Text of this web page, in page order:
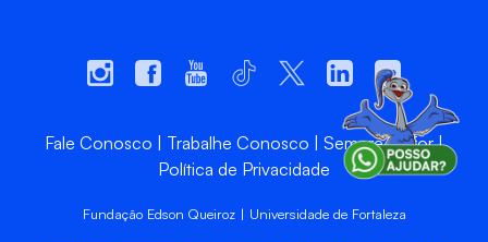
Fale Conosco Trabalhe Conosco
Sempre Unifor
Política de Privacidade
Fundação Edson Queiroz | Universidade de Fortaleza